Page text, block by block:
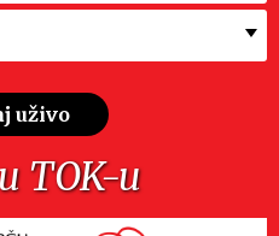
uživo
TOK-u